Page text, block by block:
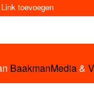
Link toevoegen
BaakmanMedia&